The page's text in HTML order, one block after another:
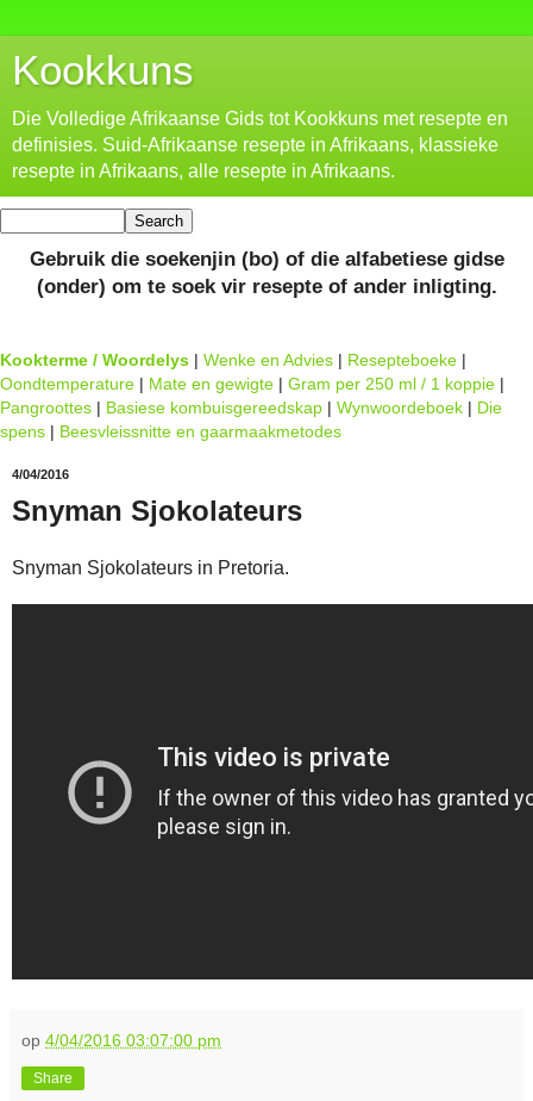
Kookkuns
Die Volledige Afrikaanse Gids tot Kookkuns met resepte en
definisies. Suid-Afrikaanse resepte in Afrikaans, klassieke
resepte in Afrikaans, alle resepte in Afrikaans.
Gebruik die soekenjin (bo) of die alfabetiese gidse
(onder) om te soek vir resepte of ander inligting.
Kookterme / Woordelys | Wenke en Advies | Resepteboeke |
Oondtemperature | Mate en gewigte | Gram per 250 ml / 1 koppie |
Pangroottes | Basiese kombuisgereedskap | Wynwoordeboek | Die
spens | Beesvleissnitte en gaarmaakmetodes
4/04/2016
Snyman Sjokolateurs
Snyman Sjokolateurs in Pretoria.
op 4/04/2016 03:07:00 pm
Share